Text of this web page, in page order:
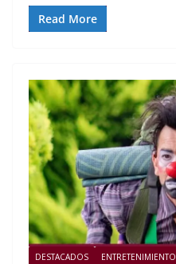
Read More
DESTACADOS ENTRETENIMIENTO